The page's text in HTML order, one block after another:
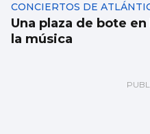
CONCIERTOS DE
Una plaza de bote
la música